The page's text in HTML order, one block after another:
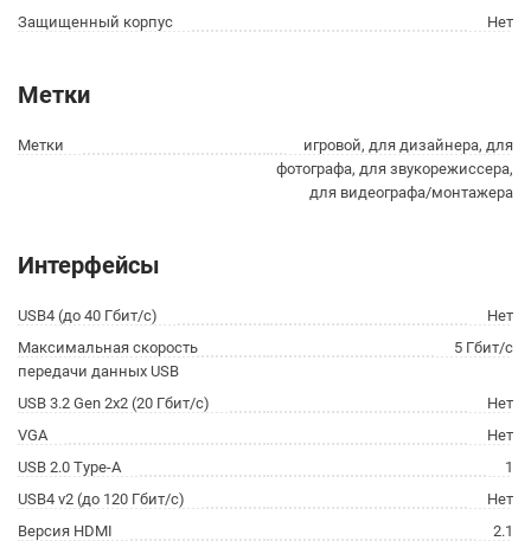
Защищенный корпус
Нет
Метки
Метки
игровой, для дизайнера, для
фотографа, для звукорежиссера,
для видеографа/монтажера
Интерфейсы
USB4 (до 40 Гбит/с)
Нет
Максимальная скорость
передачи данных USB
5 Гбит/с
USB 3.2 Gen 2x2 (20 Гбит/с)
Нет
VGA
Нет
USB 2.0 Type-A
1
USB4 v2 (до 120 Гбит/с)
Нет
Версия HDMI
2.1